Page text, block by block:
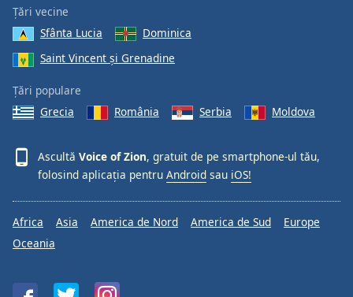
Reset
Done
Close
Modal
End
window.
Țări vecine
Sfânta Lucia
Dominica
Saint Vincent și Grenadine
Țări populare
Grecia
România Serbia Moldova
Ascultă Voice of Zion, gratuit de pe smartphone-ul tău,
folosind aplicația pentru Android sau iOS!
Africa Asia America de Nord America de Sud
Europe
Oceania